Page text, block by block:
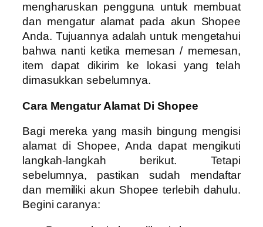
mengharuskan pengguna untuk membuat
dan mengatur alamat pada akun Shopee
Anda. Tujuannya adalah untuk mengetahui
bahwa nanti ketika memesan / memesan,
item dapat dikirim ke lokasi yang telah
dimasukkan sebelumnya.
Cara Mengatur Alamat Di Shopee
Bagi mereka yang masih bingung mengisi
alamat di Shopee, Anda dapat mengikuti
langkah-langkah berikut. Tetapi
sebelumnya, pastikan sudah mendaftar
dan memiliki akun Shopee terlebih dahulu.
Begini caranya: